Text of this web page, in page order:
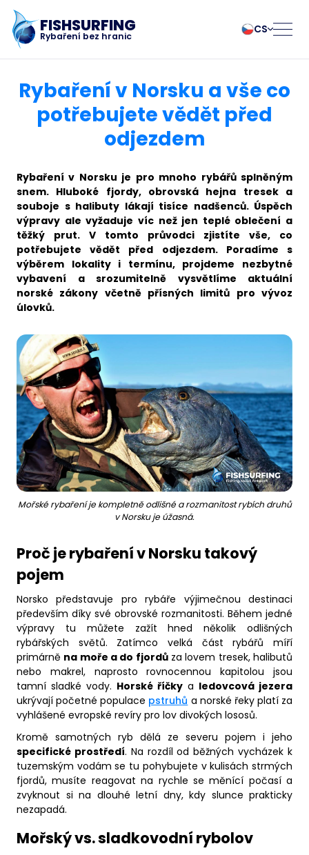
FISHSURFING
Rybaření bez hranic
CS
български
Čeština
Dansk
Deutsch
Français
Italiano
Magyar
Nederlands
Norsk
Polski
Português
Slovenčina
Suomalainen
Svenska
Türk
Українська
Blog
O aplikaci
Fishsurfing
Rybaření v Norsku a vše co
potřebujete vědět před
odjezdem
Rybaření v Norsku je pro mnoho rybářů splněným
snem. Hluboké fjordy, obrovská hejna tresek a
souboje s halibuty lákají tisíce nadšenců. Úspěch
výpravy ale vyžaduje víc než jen teplé oblečení a
těžký prut. V tomto průvodci zjistíte vše, co
potřebujete vědět před odjezdem. Poradíme s
výběrem lokality i termínu, projdeme nezbytné
vybavení a srozumitelně vysvětlíme aktuální
norské zákony včetně přísných limitů pro vývoz
úlovků.
Mořské rybaření je kompletně odlišné a rozmanitost rybích druhů
v Norsku je úžasná.
Proč je rybaření v Norsku takový
pojem
Norsko představuje pro rybáře výjimečnou destinaci
především díky své obrovské rozmanitosti. Během jedné
výpravy tu můžete zažít hned několik odlišných
rybářských světů. Zatímco velká část rybářů míří
primárně na moře a do fjordůza lovem tresek, halibutů
nebo makrel, naprosto rovnocennou kapitolou jsou
tamní sladké vody. Horské říčky a ledovcová jezera
ukrývají početné populace pstruhů a norské řeky platí za
vyhlášené evropské revíry pro lov divokých lososů.
Kromě samotných ryb dělá ze severu pojem i jeho
specifické prostředí. Na rozdíl od běžných vycházek k
tuzemským vodám se tu pohybujete v kulisách strmých
fjordů, musíte reagovat na rychle se měnící počasí a
zvyknout si na dlouhé letní dny, kdy slunce prakticky
nezapadá.
Mořský vs. sladkovodní rybolov